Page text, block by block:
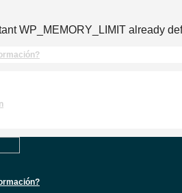
WP_MEMORY_LIMIT already